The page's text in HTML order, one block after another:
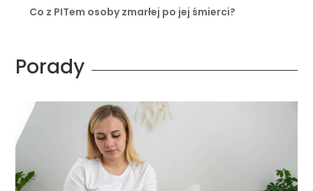
Co z PITem osoby zmarłej po jej śmierci?
Porady